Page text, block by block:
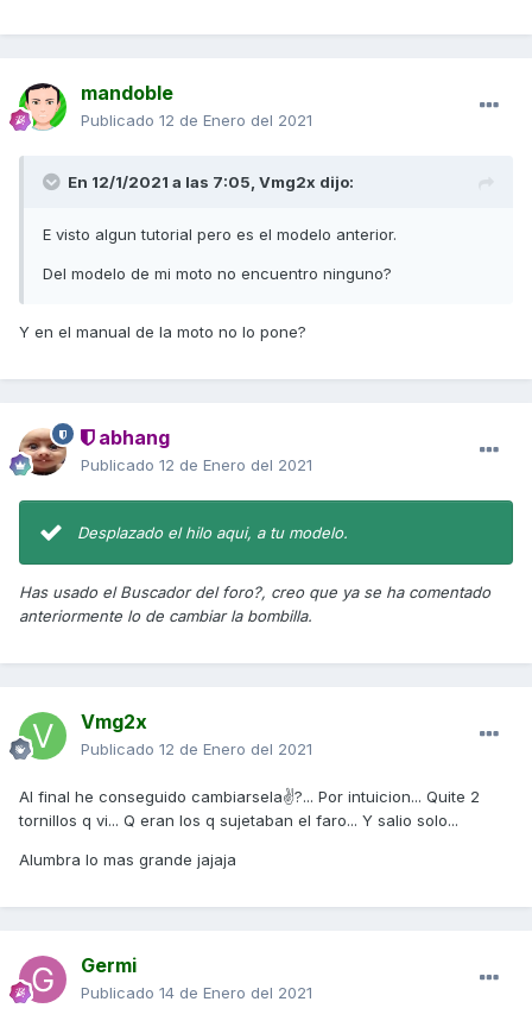
mandoble
Publicado 12 de Enero del 2021
En 12/1/2021 a las 7:05, Vmg2x dijo:
E visto algun tutorial pero es el modelo anterior.
Del modelo de mi moto no encuentro ninguno?
Y en el manual de la moto no lo pone?
abhang
Publicado 12 de Enero del 2021
Desplazado el hilo aqui, a tu modelo.
Has usado el Buscador del foro?, creo que ya se ha comentado
anteriormente lo de cambiar la bombilla.
Vmg2x
Publicado 12 de Enero del 2021
Al final he conseguido cambiarsela✌?... Por intuicion... Quite 2
tornillos q vi... Q eran los q sujetaban el faro... Y salio solo...
Alumbra lo mas grande jajaja
Germi
Publicado 14 de Enero del 2021